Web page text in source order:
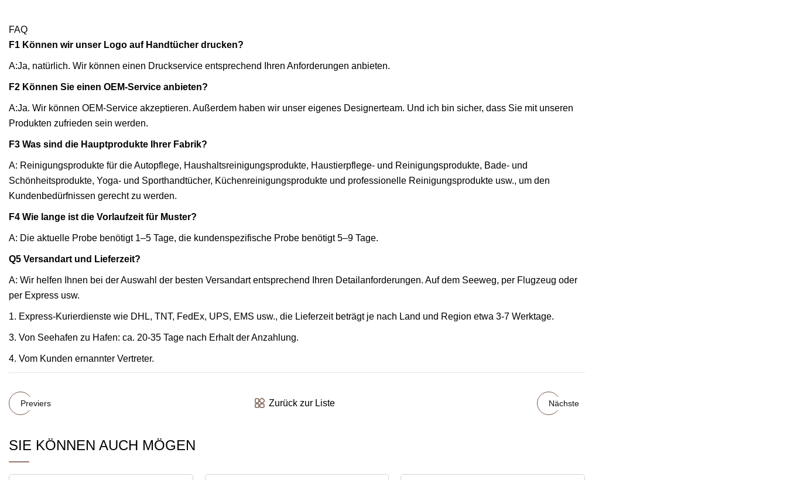
FAQ
F1 Können wir unser Logo auf Handtücher drucken?
A:Ja, natürlich. Wir können einen Druckservice entsprechend Ihren Anforderungen anbieten.
F2 Können Sie einen OEM-Service anbieten?
A:Ja. Wir können OEM-Service akzeptieren. Außerdem haben wir unser eigenes Designerteam. Und ich bin sicher, dass Sie mit unseren
Produkten zufrieden sein werden.
F3 Was sind die Hauptprodukte Ihrer Fabrik?
A: Reinigungsprodukte für die Autopflege, Haushaltsreinigungsprodukte, Haustierpflege- und Reinigungsprodukte, Bade- und
Schönheitsprodukte, Yoga- und Sporthandtücher, Küchenreinigungsprodukte und professionelle Reinigungsprodukte usw., um den
Kundenbedürfnissen gerecht zu werden.
F4 Wie lange ist die Vorlaufzeit für Muster?
A: Die aktuelle Probe benötigt 1–5 Tage, die kundenspezifische Probe benötigt 5–9 Tage.
Q5 Versandart und Lieferzeit?
A: Wir helfen Ihnen bei der Auswahl der besten Versandart entsprechend Ihren Detailanforderungen. Auf dem Seeweg, per Flugzeug oder
per Express usw.
1. Express-Kurierdienste wie DHL, TNT, FedEx, UPS, EMS usw., die Lieferzeit beträgt je nach Land und Region etwa 3-7 Werktage.
3. Von Seehafen zu Hafen: ca. 20-35 Tage nach Erhalt der Anzahlung.
4. Vom Kunden ernannter Vertreter.
Previers Zurück zur Liste Nächste
SIE KÖNNEN AUCH MÖGEN